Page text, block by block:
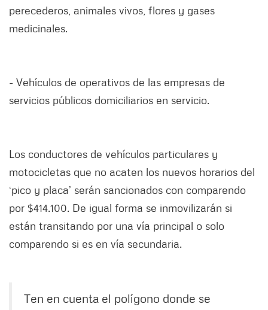
perecederos, animales vivos, flores y gases
medicinales.
- Vehículos de operativos de las empresas de
servicios públicos domiciliarios en servicio.
Los conductores de vehículos particulares y
motocicletas que no acaten los nuevos horarios del
‘pico y placa’ serán sancionados con comparendo
por $414.100. De igual forma se inmovilizarán si
están transitando por una vía principal o solo
comparendo si es en vía secundaria.
Ten en cuenta el polígono donde se